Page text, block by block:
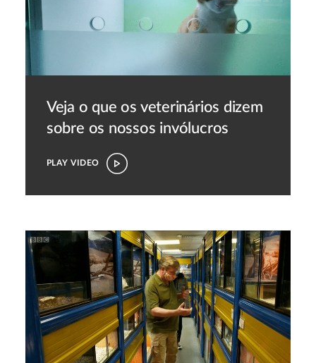
Veja o que os veterinários dizem
sobre os nossos invólucros
PLAY VIDEO